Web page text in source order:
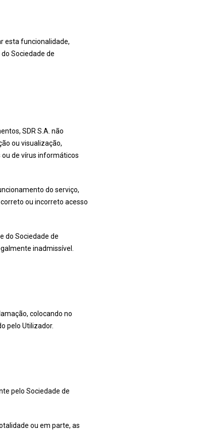
esta funcionalidade,
Sociedade de
SDR S.A. não
ou visualização,
de vírus informáticos
do serviço,
ou incorreto acesso
do Sociedade de
inadmissível.
colocando no
pelo Utilizador.
pelo Sociedade de
ou em parte, as